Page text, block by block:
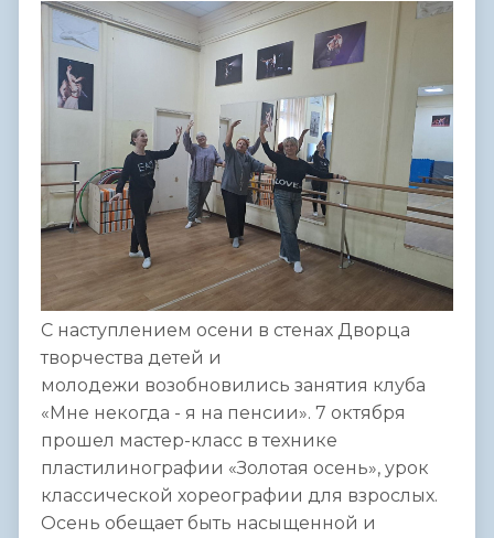
С наступлением осени в стенах Дворца
творчества детей и
молодежи возобновились занятия клуба
«Мне некогда - я на пенсии». 7 октября
прошел мастер-класс в технике
пластилинографии «Золотая осень», урок
классической хореографии для взрослых.
Осень обещает быть насыщенной и